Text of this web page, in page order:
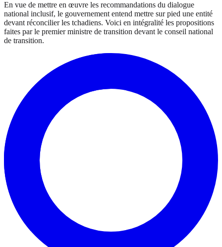
En vue de mettre en œuvre les recommandations du dialogue
national inclusif, le gouvernement entend mettre sur pied une entité
devant réconcilier les tchadiens. Voici en intégralité les propositions
faites par le premier ministre de transition devant le conseil national
de transition.